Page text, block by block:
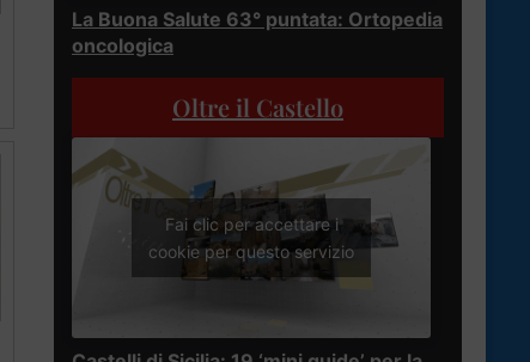
La Buona Salute 63° puntata: Ortopedia
oncologica
Oltre il Castello
Fai clic per accettare i
cookie per questo servizio